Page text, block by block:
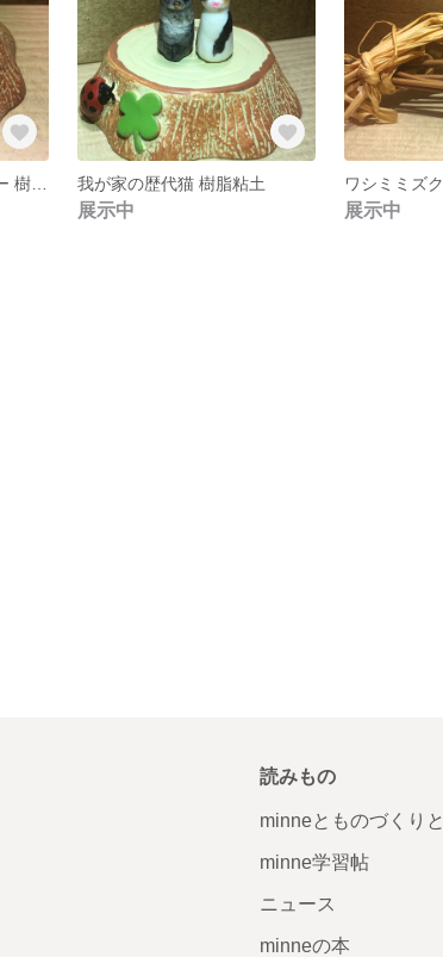
ジャンガリアンハムスター 樹脂粘土 我が家の歴代猫 樹脂粘土
展示中 展示中
読みもの
minneとものづくりと
minne学習帖
ニュース
minneの本